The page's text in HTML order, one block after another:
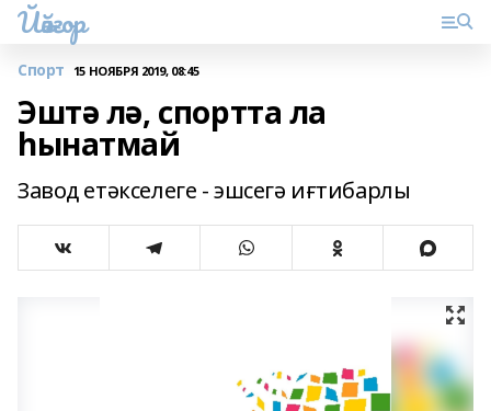
Йәйғор
Спорт 15 НОЯБРЯ 2019, 08:45
Эштә лә, спортта ла
һынатмай
Завод етәкселеге - эшсегә иғтибарлы